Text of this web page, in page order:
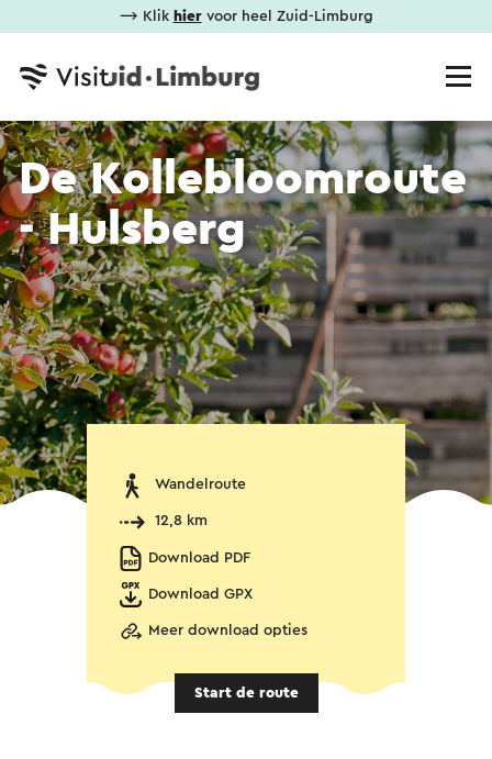
⟶ Klik hiervoor heel Zuid-Limburg
De Kollebloomroute
- Hulsberg
Wandelroute
12,8 km
Download PDF
Download GPX
Meer download opties
Start de route